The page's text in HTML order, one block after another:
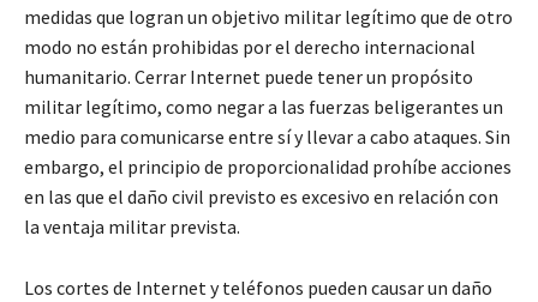
medidas que logran un objetivo militar legítimo que de otro
modo no están prohibidas por el derecho internacional
humanitario. Cerrar Internet puede tener un propósito
militar legítimo, como negar a las fuerzas beligerantes un
medio para comunicarse entre sí y llevar a cabo ataques. Sin
embargo, el principio de proporcionalidad prohíbe acciones
en las que el daño civil previsto es excesivo en relación con
la ventaja militar prevista.
Los cortes de Internet y teléfonos pueden causar un daño